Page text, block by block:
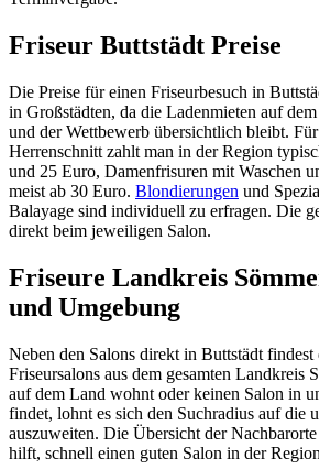
Friseur Buttstädt Preise
Die Preise für einen Friseurbesuch in
in Großstädten, da die Ladenmieten auf
und der Wettbewerb übersichtlich bleibt.
Herrenschnitt zahlt man in der Region
und 25 Euro, Damenfrisuren mit Waschen
meist ab 30 Euro. Blondierungen und
Balayage sind individuell zu erfragen. Die
direkt beim jeweiligen Salon.
Friseure Landkreis
und Umgebung
Neben den Salons direkt in Buttstädt
Friseursalons aus dem gesamten Landkreis
auf dem Land wohnt oder keinen Salon in
findet, lohnt es sich den Suchradius auf die
auszuweiten. Die Übersicht der
hilft, schnell einen guten Salon in der